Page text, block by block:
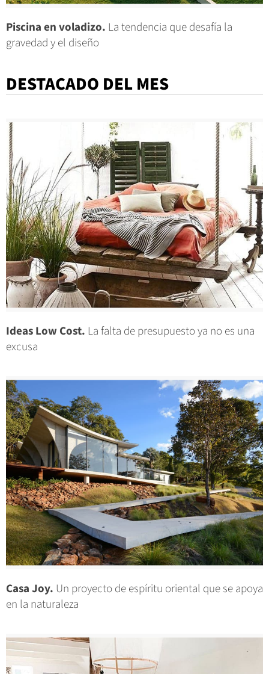
Piscina en voladizo. La tendencia que desafía la
gravedad y el diseño
DESTACADO DEL MES
Ideas Low Cost. La falta de presupuesto ya no es una
excusa
Casa Joy. Un proyecto de espíritu oriental que se apoya
en la naturaleza